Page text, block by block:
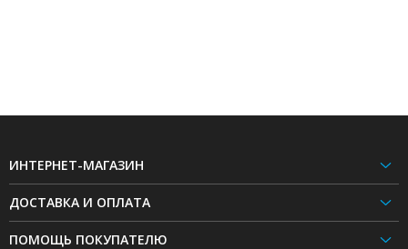
ИНТЕРНЕТ-МАГАЗИН
ДОСТАВКА И ОПЛАТА
ПОМОЩЬ ПОКУПАТЕЛЮ